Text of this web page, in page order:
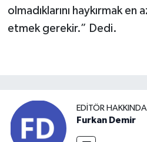
olmadıklarını haykırmak en
etmek gerekir.” Dedi.
EDITÖR HAKKINDA
Furkan Demir